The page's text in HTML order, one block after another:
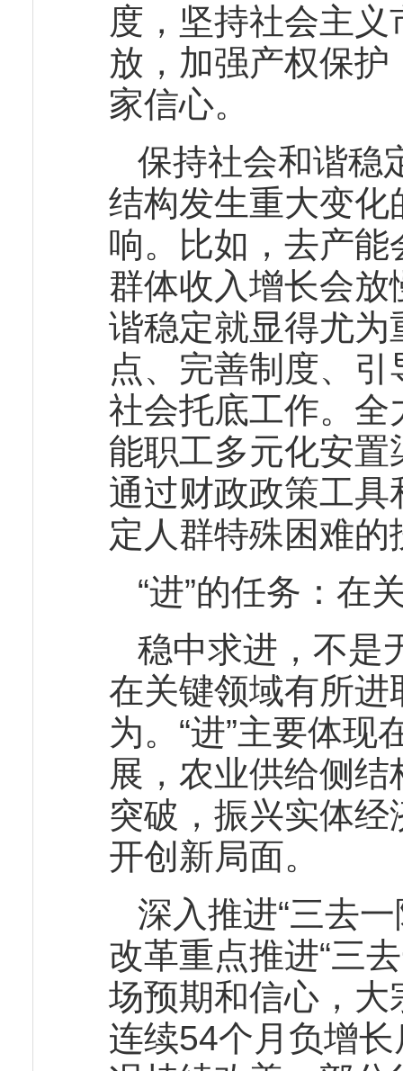
度，坚持社会主
放，加强产权保
家信心。
保持社会和谐稳
结构发生重大变
响。比如，去产
群体收入增长会
谐稳定就显得尤
点、完善制度、
社会托底工作。
能职工多元化安
通过财政政策工
定人群特殊困难
“进”的任务：在
稳中求进，不是
在关键领域有所
为。“进”主要体现
展，农业供给侧
突破，振兴实体
开创新局面。
深入推进“三去
改革重点推进“三
场预期和信心，
连续54个月负增